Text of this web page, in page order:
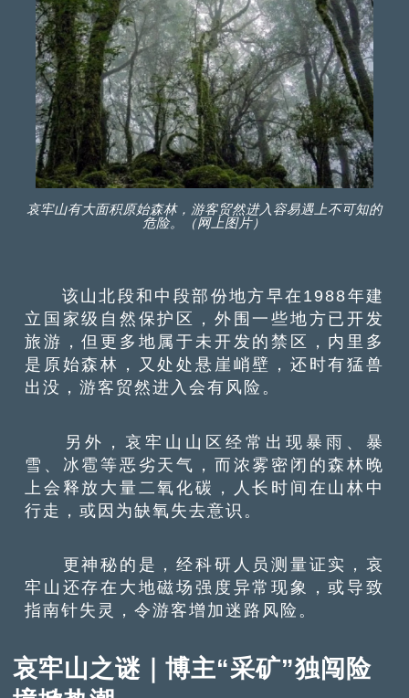
哀牢山有大面积原始森林，游客贸然进入容易遇上不可知的
危险。（网上图片）
该山北段和中段部份地方早在1988年建
立国家级自然保护区，外围一些地方已开发
旅游，但更多地属于未开发的禁区，内里多
是原始森林，又处处悬崖峭壁，还时有猛兽
出没，游客贸然进入会有风险。
另外，哀牢山山区经常出现暴雨、暴
雪、冰雹等恶劣天气，而浓雾密闭的森林晚
上会释放大量二氧化碳，人长时间在山林中
行走，或因为缺氧失去意识。
更神秘的是，经科研人员测量证实，哀
牢山还存在大地磁场强度异常现象，或导致
指南针失灵，令游客增加迷路风险。
哀牢山之谜｜博主“采矿”独闯险